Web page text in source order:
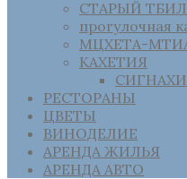
СТАРЫЙ
прогулочная
МЦХЕТА-
КАХЕТИЯ
СИГНАХИ
РЕСТОРАНЫ
ЦВЕТЫ
ВИНОДЕЛИЕ
АРЕНДА ЖИЛЬЯ
АРЕНДА АВТО